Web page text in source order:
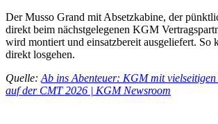
Der Musso Grand mit Absetzkabine, der
direkt beim nächstgelegenen KGM
wird montiert und einsatzbereit ausgeliefert. So
direkt losgehen.
Quelle: Ab ins Abenteuer: KGM mit
auf der CMT 2026 | KGM Newsroom